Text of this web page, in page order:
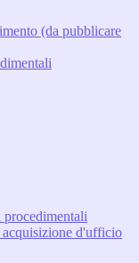
(da pubblicare
d'ufficio